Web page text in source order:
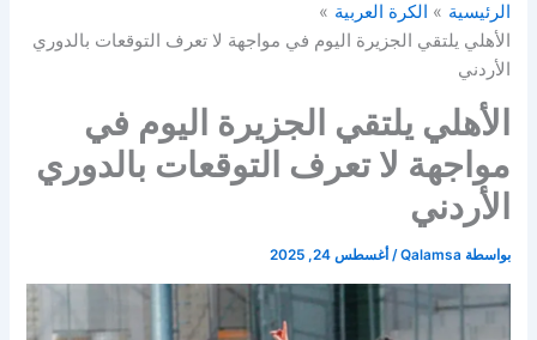
الرئيسية
الكرة العربية
الأهلي يلتقي الجزيرة اليوم في مواجهة لا تعرف التوقعات بالدوري
الأردني
الأهلي يلتقي الجزيرة اليوم في
مواجهة لا تعرف التوقعات بالدوري
الأردني
بواسطة Qalamsa
/ أغسطس 24, 2025